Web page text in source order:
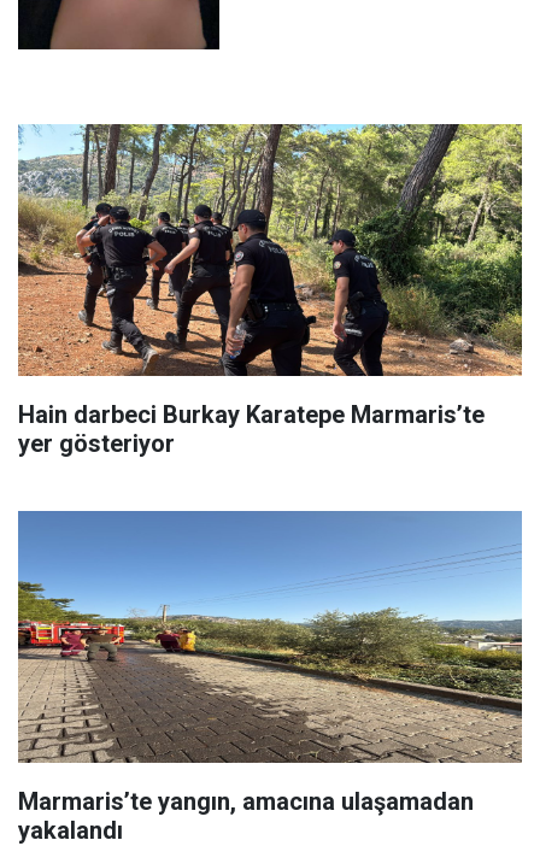
Hain darbeci Burkay Karatepe Marmaris’te
yer gösteriyor
Marmaris’te yangın, amacına ulaşamadan
yakalandı